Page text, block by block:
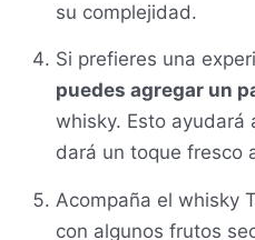
su complejidad.
Si prefieres una
puedes agregar un
whisky. Esto ayudará
dará un toque fresco
Acompaña el whisky
con algunos frutos